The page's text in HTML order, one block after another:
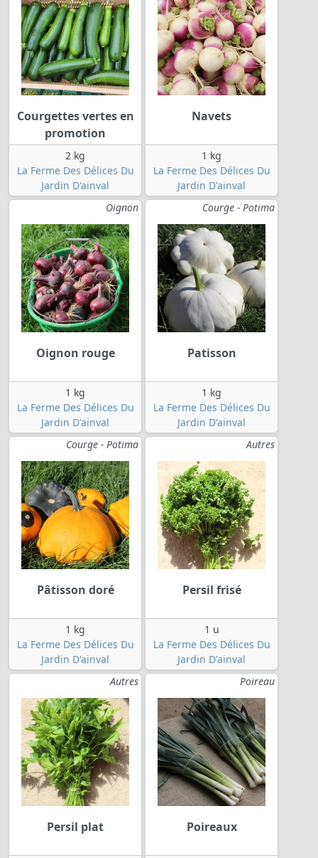
Courgettes vertes en
promotion
2 kg
La Ferme Des Délices Du
Jardin D'ainval
Navets
1 kg
La Ferme Des Délices Du
Jardin D'ainval
Oignon
Oignon rouge
1 kg
La Ferme Des Délices Du
Jardin D'ainval
Courge - Potima
Patisson
1 kg
La Ferme Des Délices Du
Jardin D'ainval
Courge - Potima
Pâtisson doré
1 kg
La Ferme Des Délices Du
Jardin D'ainval
Autres
Persil frisé
1 u
La Ferme Des Délices Du
Jardin D'ainval
Autres
Persil plat
Poireau
Poireaux